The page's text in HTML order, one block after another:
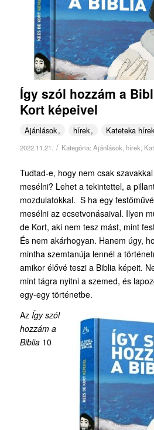
Így szól hozzám a
Kort képeivel
Ajánlások hírek Kateteka
2022.11.21. / Kategória: Ajánlások, hírek,
Tudtad-e, hogy nem csak
mesélni? Lehet a tekintettel, a
mozdulatokkal. S ha egy
mesélni az ecsetvonásaival. Ilyen
de Kort, aki nem tesz mást, mint
És nem akárhogyan. Hanem úgy,
mintha szemtanúja lennél a
amikor élővé teszi a Biblia képeit.
mint tágra nyitni a szemed, és
egy-egy történetbe.
Az Így szól
hozzám a
Biblia10